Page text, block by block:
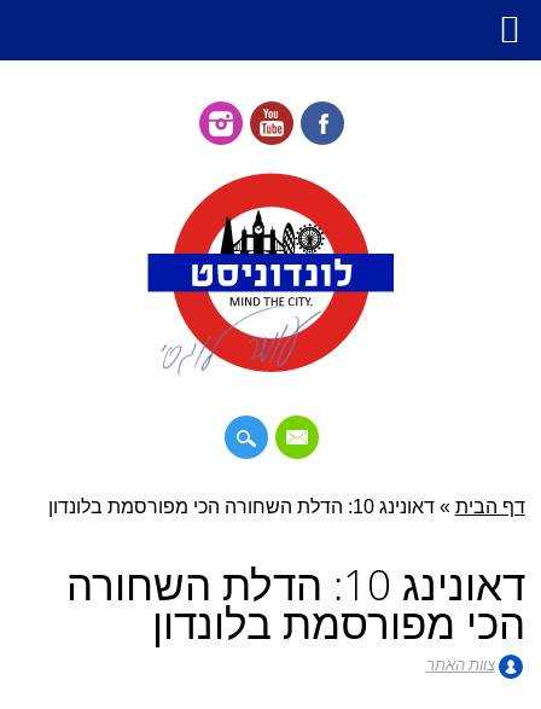
תפריט ראשי
דילוג
דף הבית »דאונינג 10: הדלת השחורה הכי מפורסמת בלונדון
דאונינג 10: הדלת השחורה
הכי מפורסמת בלונדון
צוות האתר